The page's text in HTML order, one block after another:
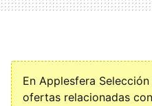
En Applesfera
ofertas relacionadas